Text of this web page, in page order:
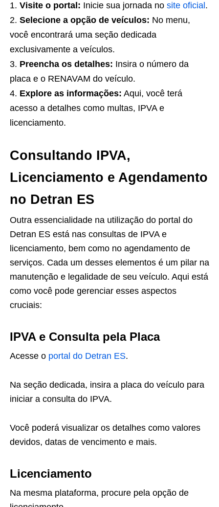
Visite o portal: Inicie sua jornada no site oficial .
Selecione a opção de veículos: No menu,
você encontrará uma seção dedicada
exclusivamente a veículos.
Preencha os detalhes: Insira o número da
placa e o RENAVAM do veículo.
Explore as informações: Aqui, você terá
acesso a detalhes como multas, IPVA e
licenciamento.
Consultando IPVA,
Licenciamento e Agendamento
no Detran ES
Outra essencialidade na utilização do portal do
Detran ES está nas consultas de IPVA e
licenciamento, bem como no agendamento de
serviços. Cada um desses elementos é um pilar na
manutenção e legalidade de seu veículo. Aqui está
como você pode gerenciar esses aspectos
cruciais:
IPVA e Consulta pela Placa
Acesse o portal do Detran ES.
Na seção dedicada, insira a placa do veículo para
iniciar a consulta do IPVA.
Você poderá visualizar os detalhes como valores
devidos, datas de vencimento e mais.
Licenciamento
Na mesma plataforma, procure pela opção de